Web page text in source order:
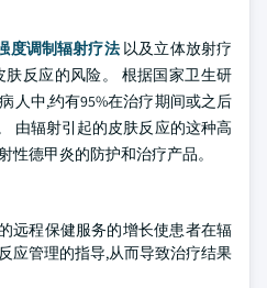
度调制辐射疗法以及立体放射疗
反应的风险。 根据国家卫生研
人中,约有95%在治疗期间或之后
由辐射引起的皮肤反应的这种高
性德甲炎的防护和治疗产品。
远程保健服务的增长使患者在辐
应管理的指导,从而导致治疗结果